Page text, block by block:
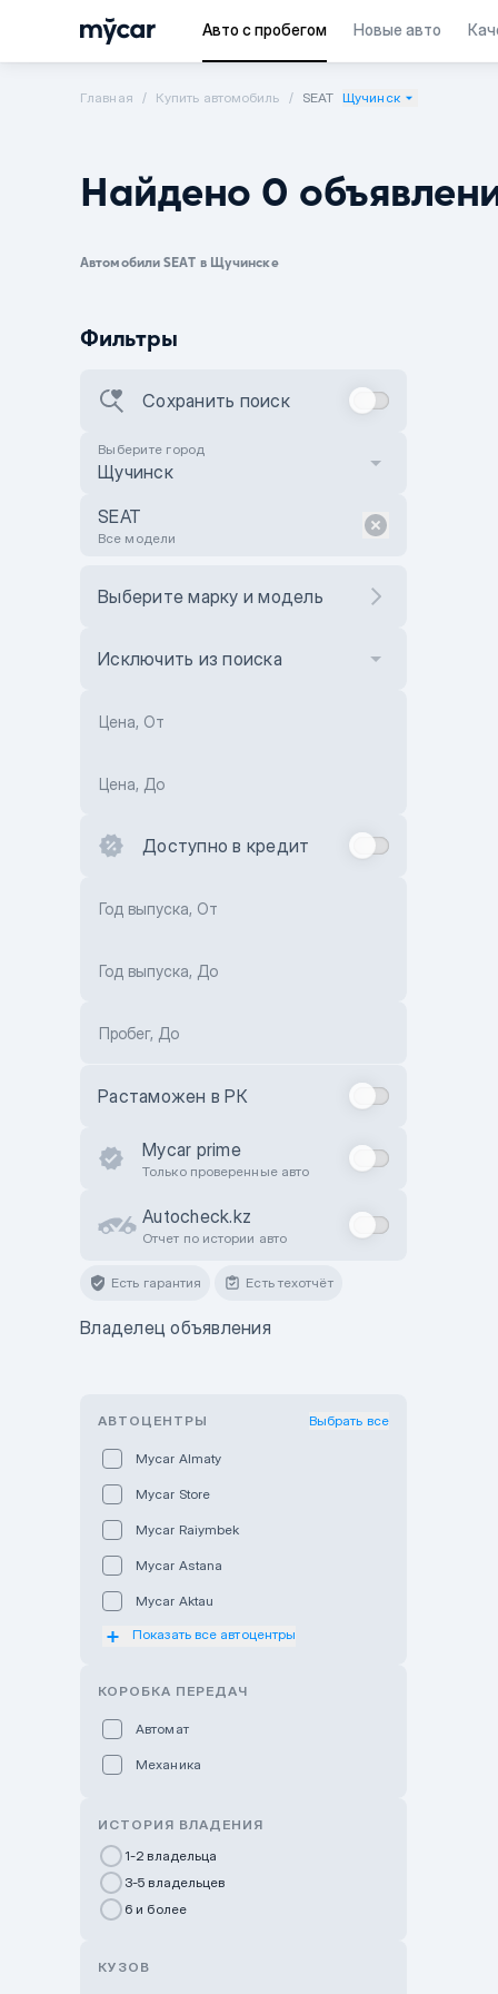
Авто с пробегом Новые авто
Главная Купить автомобиль SEAT Щучинск
Найдено 0
Автомобили SEAT в Щучинске
Фильтры
Сохранить поиск
Выберите город
Щучинск
SEAT
Все модели
Выберите марку и модель
Исключить из поиска
Цена, От
Цена, До
Доступно в кредит
Год выпуска, От
Год выпуска, До
Пробег, До
Растаможен в РК
Mycar prime
Только проверенные авто
Autocheck.kz
Отчет по истории авто
Есть гарантия Есть техотчёт
Владелец объявления
АВТОЦЕНТРЫ Выбрать все
Mycar Almaty
Mycar Store
Mycar Raiymbek
Mycar Astana
Mycar Aktau
Mycar Uralsk
GWM Nurly Zhol
Chery Astana
Показать все автоцентры
КОРОБКА ПЕРЕДАЧ
Автомат
Механика
ИСТОРИЯ ВЛАДЕНИЯ
1-2 владельца
3-5 владельцев
6 и более
КУЗОВ